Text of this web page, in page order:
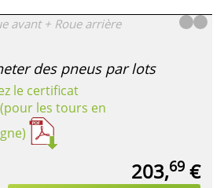
avant + Roue arrière
des pneus par lots
le certificat
les tours en
203,69 €